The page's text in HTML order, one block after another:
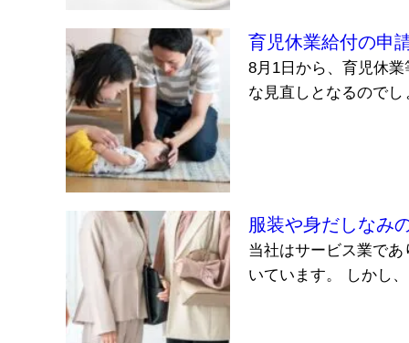
育児休業給付の申
8月1日から、育児休
な見直しとなるので
服装や身だしなみ
当社はサービス業で
いています。 しかし